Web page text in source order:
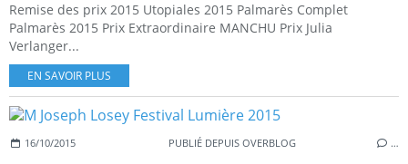
Remise des prix 2015 Utopiales 2015 Palmarès Complet
Palmarès 2015 Prix Extraordinaire MANCHU Prix Julia
Verlanger...
EN SAVOIR PLUS
16/10/2015 PUBLIÉ DEPUIS OVERBLOG …